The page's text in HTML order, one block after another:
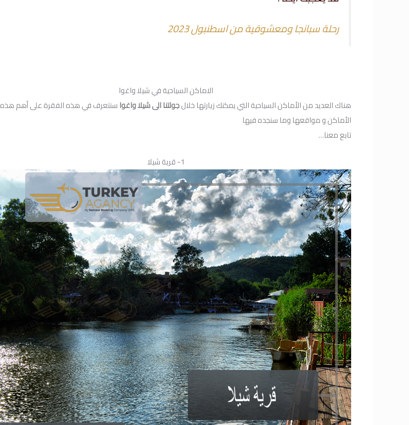
رحلة سبانجا ومعشوقية من اسطنبول 2023
الاماكن السياحية في شيلا واغوا
هناك العديد من الأماكن السياحية التي يمكنك زيارتها خلالجولتنا الى شيلا واغوا سنتعرف في هذه الفقرة على أهم هذه
الأماكن و مواقعها وما سنجده فيها
تابع معنا…
1- قرية شيلا